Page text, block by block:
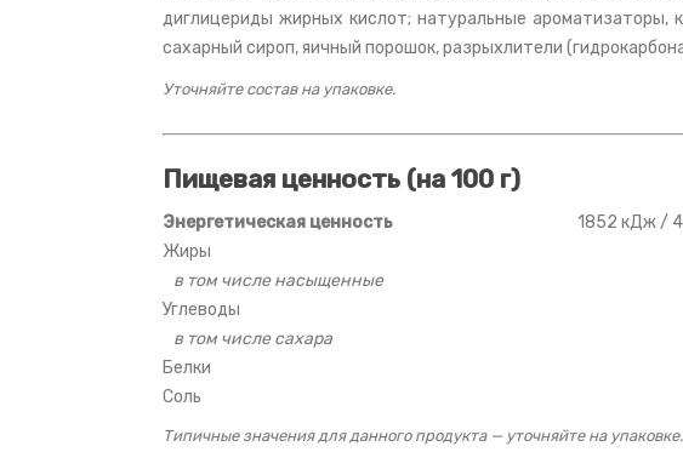
диглицериды жирных кислот; натуральные ароматизаторы,
сахарный сироп, яичный порошок, разрыхлители
Уточняйте состав на упаковке.
Пищевая ценность (на 100 г)
Энергетическая ценность
1852 кДж /
Жиры
в том числе насыщенные
Углеводы
в том числе сахара
Белки
Соль
Типичные значения для данного продукта — уточняйте на упаковке.